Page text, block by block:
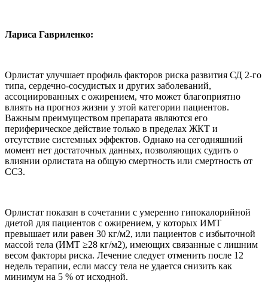
Лариса Гавриленко:
Орлистат улучшает профиль факторов риска развития СД 2-го
типа, сердечно-сосудистых и других заболеваний,
ассоциированных с ожирением, что может благоприятно
влиять на прогноз жизни у этой категории пациентов.
Важным преимуществом препарата являются его
периферическое действие только в пределах ЖКТ и
отсутствие системных эффектов. Однако на сегодняшний
момент нет достаточных данных, позволяющих судить о
влиянии орлистата на общую смертность или смертность от
ССЗ.
Орлистат показан в сочетании с умеренно гипокалорийной
диетой для пациентов с ожирением, у которых ИМТ
превышает или равен 30 кг/м2, или пациентов с избыточной
массой тела (ИМТ ≥28 кг/м2), имеющих связанные с лишним
весом факторы риска. Лечение следует отменить после 12
недель терапии, если массу тела не удается снизить как
минимум на 5 % от исходной.